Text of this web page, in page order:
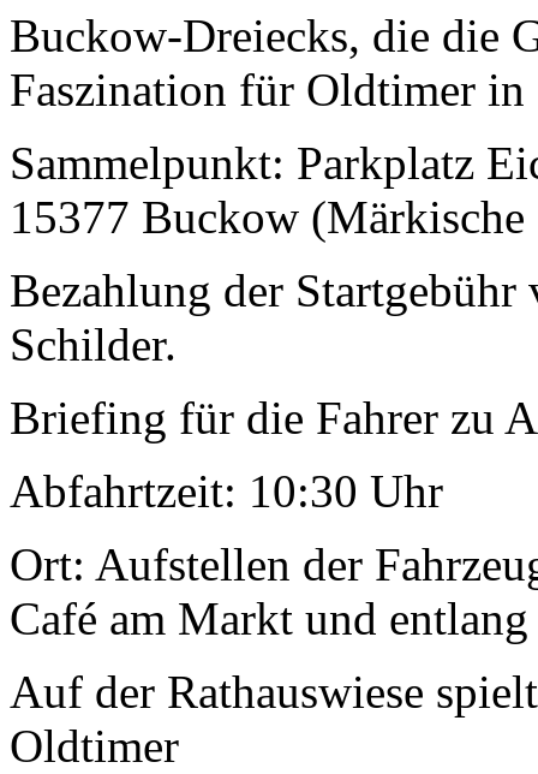
Buckow-Dreiecks, die die
Faszination für Oldtimer
Sammelpunkt: Parkplatz
15377 Buckow
Bezahlung der
Schilder.
Briefing für die Fahrer zu
Abfahrtzeit: 10:30 Uhr
Ort: Aufstellen der
Café am Markt und
Auf der Rathauswiese
Oldtimer